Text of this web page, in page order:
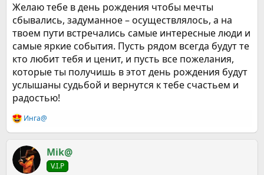
Желаю тебе в день рождения чтобы мечты
сбывались, задуманное – осуществлялось, а на
твоем пути встречались самые интересные люди и
самые яркие события. Пусть рядом всегда будут те
кто любит тебя и ценит, и пусть все пожелания,
которые ты получишь в этот день рождения будут
услышаны судьбой и вернутся к тебе счастьем и
радостью!
Р
е
к
ц
и
Инга@
Mik@
V.I.P